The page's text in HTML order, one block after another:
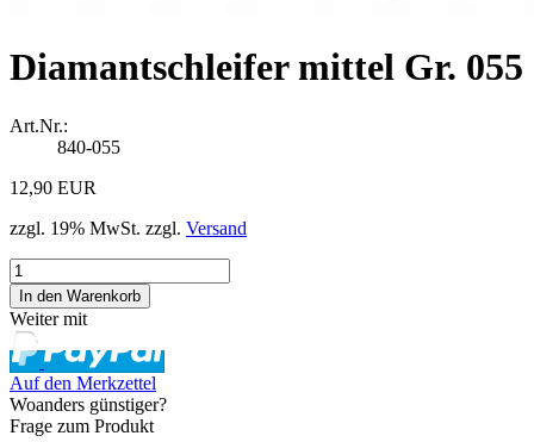
Diamantschleifer mittel Gr. 055
Art.Nr.:
840-055
12,90 EUR
zzgl. 19% MwSt. zzgl. Versand
Weiter mit
Auf den Merkzettel
Woanders günstiger?
Frage zum Produkt